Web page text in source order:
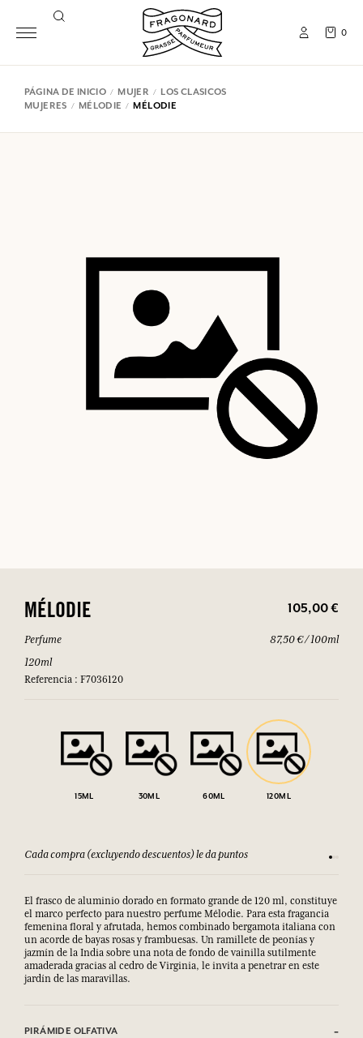
0
PÁGINA DE INICIO MUJER
LOS CLASICOS
MUJERES
MÉLODIE MÉLODIE
MÉLODIE 105,00 €
Perfume
120ml
Referencia : F7036120
87,50 € / 100ml
15ML 30ML 60ML 120ML
Cada compra (excluyendo descuentos) le da puntos
El frasco de aluminio dorado en formato grande de 120 ml, constituye
el marco perfecto para nuestro perfume Mélodie. Para esta fragancia
femenina floral y afrutada, hemos combinado bergamota italiana con
un acorde de bayas rosas y frambuesas. Un ramillete de peonías y
jazmín de la India sobre una nota de fondo de vainilla sutilmente
amaderada gracias al cedro de Virginia, le invita a penetrar en este
jardín de las maravillas.
PIRÁMIDE OLFATIVA